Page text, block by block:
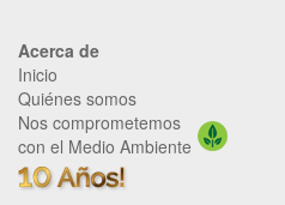
Acerca de
Inicio
Quiénes somos
Nos comprometemos
con el Medio Ambiente